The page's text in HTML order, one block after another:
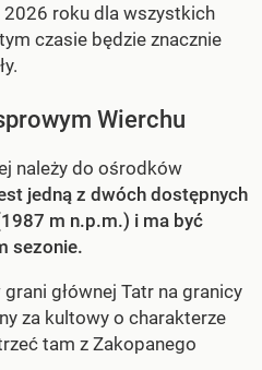
roku dla wszystkich
czasie będzie znacznie
Wierchu
należy do ośrodków
jedną z dwóch dostępnych
m n.p.m.) i ma być
sezonie.
głównej Tatr na granicy
za kultowy o charakterze
tam z Zakopanego